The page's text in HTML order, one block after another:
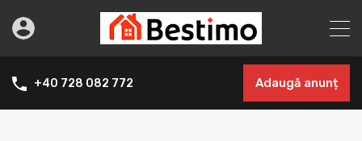
+40 728 082 772 Adaugă anunț